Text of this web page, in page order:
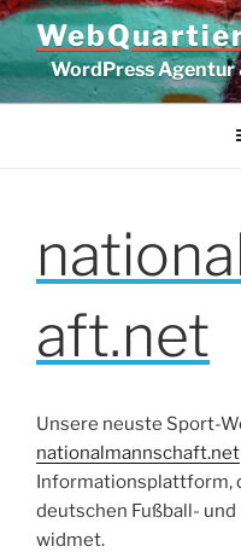
Zum
Inhalt
springenWordPress Agentur
aft.net
Unsere neuste Sport-
nationalmannschaft.net
Informationsplattform,
deutschen Fußball-
widmet.